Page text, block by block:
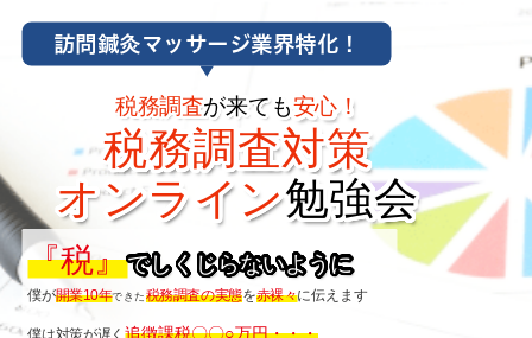
訪問鍼灸マッサージ業界特化！
税務調査が来ても安心！
税務調査対策
オンライン勉強会
『税』でしくじらないように
僕が開業10年できた税務調査の実態を赤裸々に伝えます
僕は対策が遅く追徴課税〇〇○万円・・・